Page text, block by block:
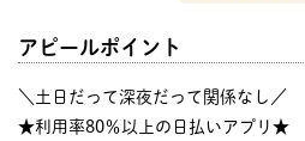
アピールポイント
＼土日だって深夜だって関係なし／
★利用率80％以上の日払いアプリ★